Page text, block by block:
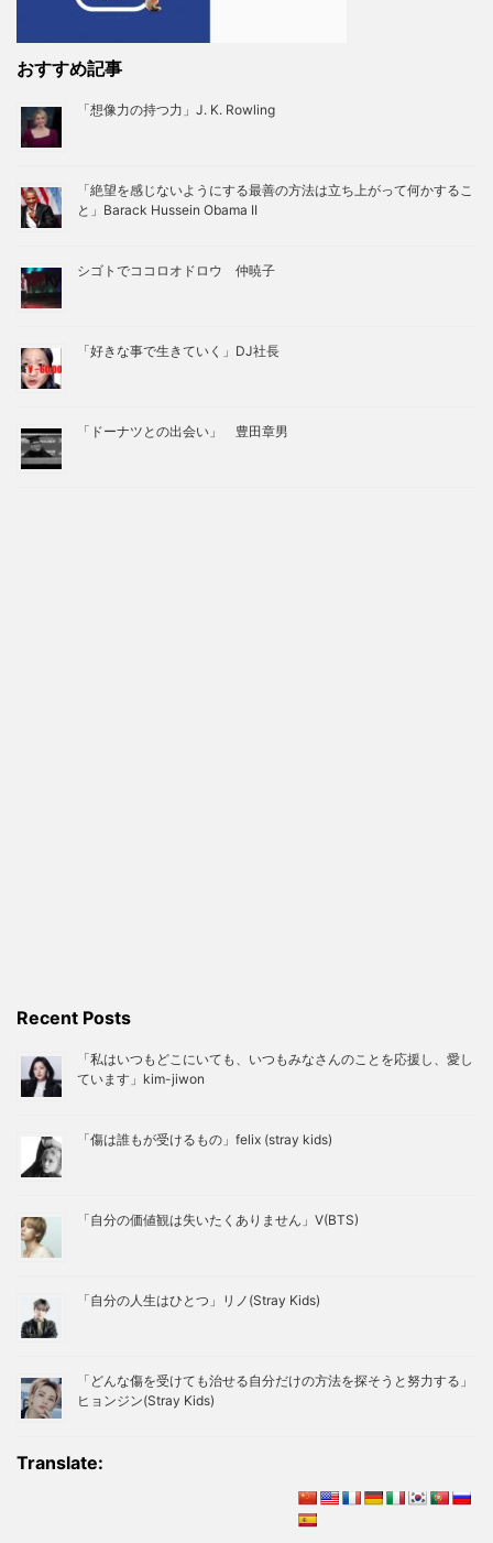
おすすめ記事
「想像力の持つ力」J. K. Rowling
「絶望を感じないようにする最善の方法は立ち上がって何かするこ
と」Barack Hussein Obama II
シゴトでココロオドロウ 仲暁子
「好きな事で生きていく」DJ社長
「ドーナツとの出会い」 豊田章男
Recent Posts
「私はいつもどこにいても、いつもみなさんのことを応援し、愛し
ています」kim-jiwon
「傷は誰もが受けるもの」felix (stray kids)
「自分の価値観は失いたくありません」V(BTS)
「自分の人生はひとつ」リノ(Stray Kids)
「どんな傷を受けても治せる自分だけの方法を探そうと努力する」
ヒョンジン(Stray Kids)
Translate: